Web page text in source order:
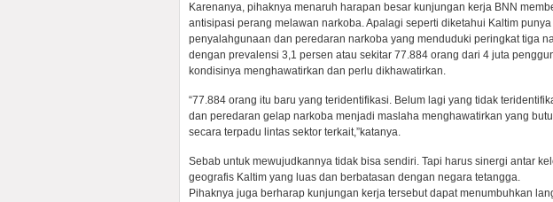
Karenanya, pihaknya menaruh harapan besar kunjungan kerja BNN
antisipasi perang melawan narkoba. Apalagi seperti diketahui Kaltim
penyalahgunaan dan peredaran narkoba yang menduduki peringkat tiga
dengan prevalensi 3,1 persen atau sekitar 77.884 orang dari 4 juta
kondisinya menghawatirkan dan perlu dikhawatirkan.
“77.884 orang itu baru yang teridentifikasi. Belum lagi yang tidak
dan peredaran gelap narkoba menjadi maslaha menghawatirkan yang
secara terpadu lintas sektor terkait,”katanya.
Sebab untuk mewujudkannya tidak bisa sendiri. Tapi harus sinergi antar
geografis Kaltim yang luas dan berbatasan dengan negara tetangga.
Pihaknya juga berharap kunjungan kerja tersebut dapat menumbuhkan